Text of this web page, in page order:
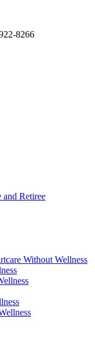
8266
Retiree
Without Wellness